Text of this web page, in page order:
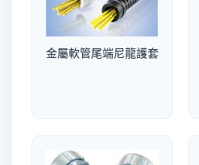
金屬軟管尾端尼龍護套